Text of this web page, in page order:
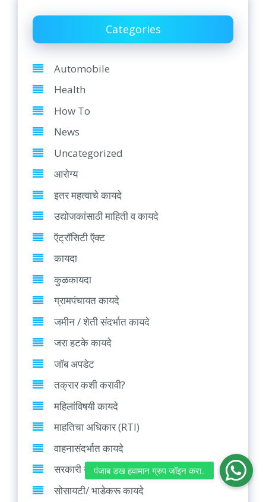
Categories
Automobile
Health
How To
News
Uncategorized
आरोग्य
इतर महत्वाचे कायदे
उद्योजकांसाठी माहिती व कायदे
ऍट्रॉसिटी ऍक्ट
कायदा
कुळकायदा
ग्रामपंचायत कायदे
जमीन / शेती संदर्भात कायदे
जरा हटके कायदे
जॉब अपडेट
तक्रार कशी करावी?
महिलांविषयी कायदे
माहतिचा अधिकार (RTI)
वाहनासंदर्भात कायदे
सरकारी योजना
सोसायटी/ भाडेकरू कायदे